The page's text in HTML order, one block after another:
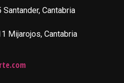
Cantabria
Mijarojos, Cantabria